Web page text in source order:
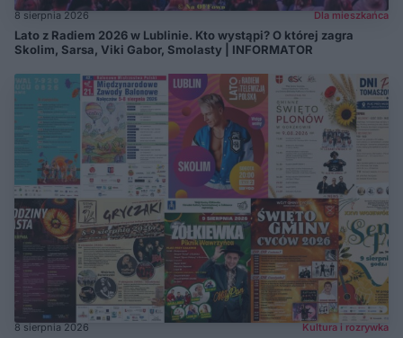
8 sierpnia 2026 Dla mieszkańca
Lato z Radiem 2026 w Lublinie. Kto wystąpi? O której zagra
Skolim, Sarsa, Viki Gabor, Smolasty | INFORMATOR
8 sierpnia 2026 Kultura i rozrywka